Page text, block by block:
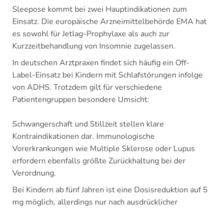
Sleepose kommt bei zwei Hauptindikationen zum
Einsatz. Die europäische Arzneimittelbehörde EMA hat
es sowohl für Jetlag-Prophylaxe als auch zur
Kurzzeitbehandlung von Insomnie zugelassen.
In deutschen Arztpraxen findet sich häufig ein Off-
Label-Einsatz bei Kindern mit Schlafstörungen infolge
von ADHS. Trotzdem gilt für verschiedene
Patientengruppen besondere Umsicht:
Schwangerschaft und Stillzeit stellen klare
Kontraindikationen dar. Immunologische
Vorerkrankungen wie Multiple Sklerose oder Lupus
erfordern ebenfalls größte Zurückhaltung bei der
Verordnung.
Bei Kindern ab fünf Jahren ist eine Dosisreduktion auf 5
mg möglich, allerdings nur nach ausdrücklicher